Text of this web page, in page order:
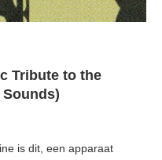
Tribute to the
is dit, een apparaat